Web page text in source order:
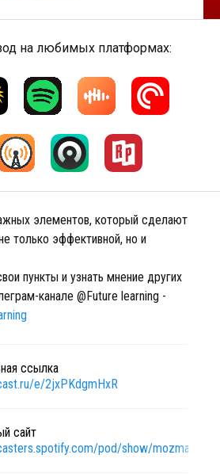
на любимых платформах:
элементов, который сделают
только эффективной, но и
пункты и узнать мнение других
канале @Future learning -
ссылка
e/2jxPKdgmHxR
сайт
pod/show/mozmax